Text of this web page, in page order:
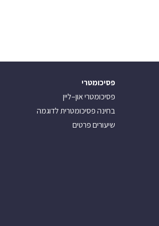
פסיכומטרי
פסיכומטרי און–ליין
בחינה פסיכומטרית לדוגמה
שיעורים פרטים